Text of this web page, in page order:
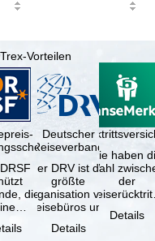
Vorteilen
die
Deutscher
Reiseverband
Der DRV ist die
größte
Organisation von
Reisebüros und
Reiseveranstaltern
in …
Details
Sie haben
Wahl
der
(inklusive
Details